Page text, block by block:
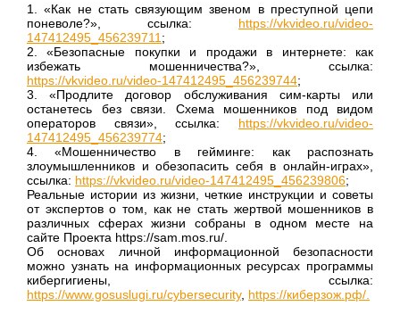
1. «Как не стать связующим звеном в преступной цепи
поневоле?», ссылка: https://vkvideo.ru/video-
147412495_456239711 ;
2. «Безопасные покупки и продажи в интернете: как
избежать мошенничества?», ссылка:
https://vkvideo.ru/video-147412495_456239744;
3. «Продлите договор обслуживания сим-карты или
останетесь без связи. Схема мошенников под видом
операторов связи», ссылка: https://vkvideo.ru/video-
147412495_456239774;
4. «Мошенничество в гейминге: как распознать
злоумышленников и обезопасить себя в онлайн-играх»,
ссылка: https://vkvideo.ru/video-147412495_456239806;
Реальные истории из жизни, четкие инструкции и советы
от экспертов о том, как не стать жертвой мошенников в
различных сферах жизни собраны в одном месте на
сайте Проекта https://sam.mos.ru/.
Об основах личной информационной безопасности
можно узнать на информационных ресурсах программы
кибергигиены, ссылка:
https://www.gosuslugi.ru/cybersecurity, https://киберзож.рф/.